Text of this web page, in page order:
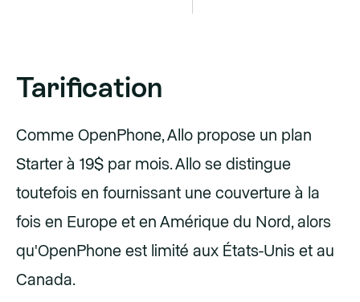
Tarification
Comme OpenPhone, Allo propose un plan
Starter à 19$ par mois. Allo se distingue
toutefois en fournissant une couverture à la
fois en Europe et en Amérique du Nord, alors
qu'OpenPhone est limité aux États-Unis et au
Canada.